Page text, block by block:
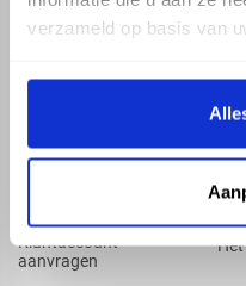
verzameld op basis van
Hemelwaterafvoer
Drukleiding
Beregening
Dak en gevel
Klantaccount
aanvragen